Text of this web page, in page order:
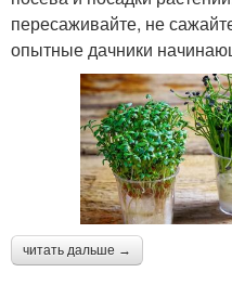
пересаживайте, не
опытные дачники
читать дальше →